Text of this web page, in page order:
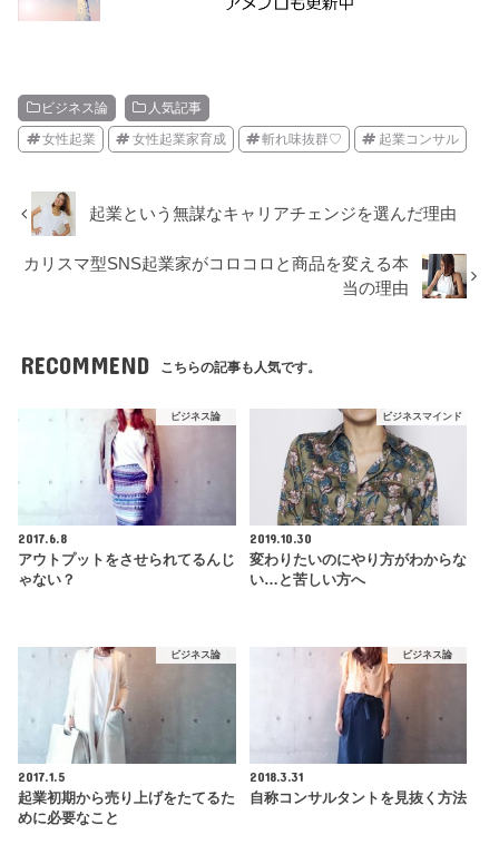
ビジネス論 人気記事
女性起業 女性起業家育成 斬れ味抜群♡ 起業コンサル
起業という無謀なキャリアチェンジを選んだ理由
カリスマ型SNS起業家がコロコロと商品を変える本
当の理由
RECOMMEND こちらの記事も人気です。
ビジネス論
2017.6.8
アウトプットをさせられてるんじ
ゃない？
ビジネスマインド
2019.10.30
変わりたいのにやり方がわからな
い…と苦しい方へ
ビジネス論
2017.1.5
起業初期から売り上げをたてるた
めに必要なこと
ビジネス論
2018.3.31
自称コンサルタントを見抜く方法